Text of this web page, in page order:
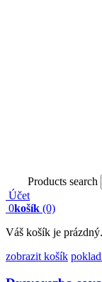
Products search
Účet
0košík (0)
Váš košík je prázdný.
zobrazit košík